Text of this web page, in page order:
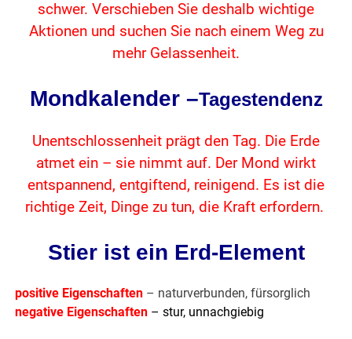
schwer. Verschieben Sie deshalb wichtige
Aktionen und suchen Sie nach einem Weg zu
mehr Gelassenheit.
Mondkalender –Tagestendenz
Unentschlossenheit prägt den Tag. Die Erde
atmet ein – sie nimmt auf. Der Mond wirkt
entspannend, entgiftend, reinigend. Es ist die
richtige Zeit, Dinge zu tun, die Kraft erfordern.
Stier ist ein Erd-Element
positive Eigenschaften – naturverbunden, fürsorglich
negative Eigenschaften – stur, unnachgiebig